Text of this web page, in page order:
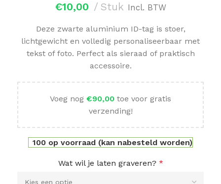
€10,00 Stuk Incl. BTW
Deze zwarte aluminium ID-tag is stoer,
lichtgewicht en volledig personaliseerbaar met
tekst of foto. Perfect als sieraad of praktisch
accessoire.
Voeg nog €90,00 toe voor gratis
verzending!
100 op voorraad (kan nabesteld worden)
Wat wil je laten graveren? *